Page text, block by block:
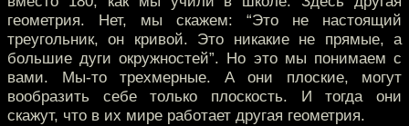
геометрия. Нет, мы скажем: “Это не настоящий
треугольник, он кривой. Это никакие не прямые, а
большие дуги окружностей”. Но это мы понимаем с
вами. Мы-то трехмерные. А они плоские, могут
вообразить себе только плоскость. И тогда они
скажут, что в их мире работает другая геометрия.